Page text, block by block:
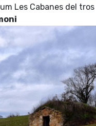
Les Cabanes del tros